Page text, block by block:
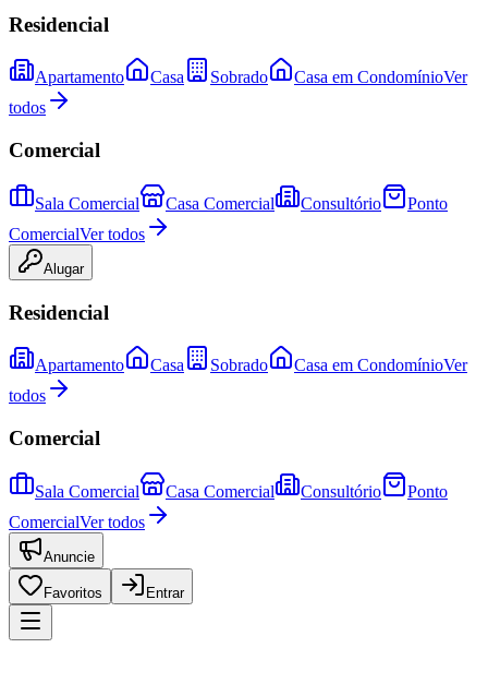
Residencial
Apartamento Casa Sobrado Casa em CondomínioVer
todos
Comercial
Sala Comercial Casa Comercial Consultório
Ponto
ComercialVer todos
Alugar
Residencial
Apartamento Casa Sobrado Casa em CondomínioVer
todos
Comercial
Sala Comercial Casa Comercial Consultório
Ponto
ComercialVer todos
Anuncie
Favoritos Entrar